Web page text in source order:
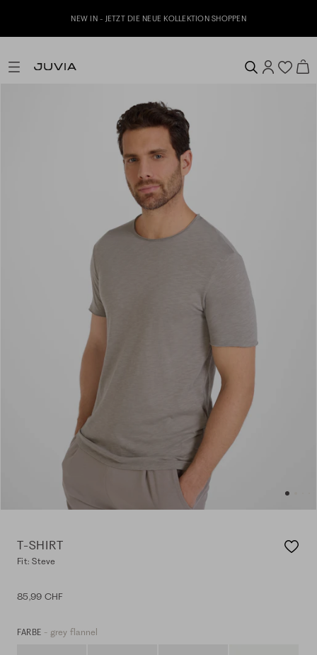
NEW IN - JETZT DIE NEUE KOLLEKTION SHOPPEN
T-SHIRT
Fit: Steve
85,99 CHF
FARBE - grey flannel